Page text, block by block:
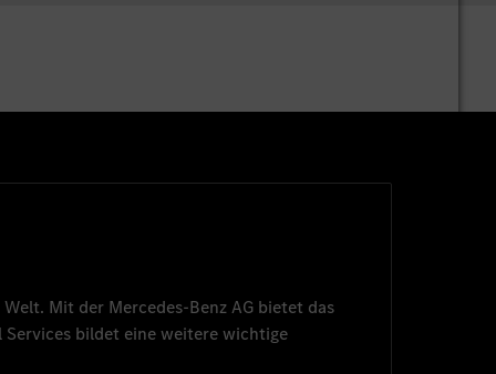
Mit der Mercedes-Benz AG bietet das
Services bildet eine weitere wichtige